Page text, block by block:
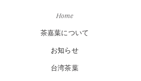
Home
茶嘉葉について
お知らせ
台湾茶葉